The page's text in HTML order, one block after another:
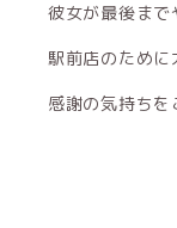
彼女が最後まで
駅前店のために
感謝の気持ち